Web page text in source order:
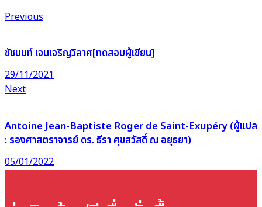
Previous
ชัชนนท์ เจนเจริญวิลาศ[ทดสอบผู้เขียน]
29/11/2021
Next
Antoine Jean-Baptiste Roger de Saint-Exupéry (ผู้แปล
: รองศาสตราจารย์ ดร. ธีรา ศุขสวัสดิ์ ณ อยุธยา)
05/01/2022